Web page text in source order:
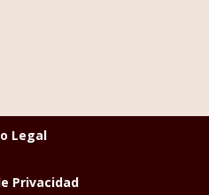
Legal
Privacidad